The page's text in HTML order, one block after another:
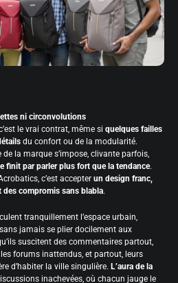
ni circonvolutions
le vrai contrat, même si quelques failles
du confort ou de la modularité.
de la marque s’impose, clivante parfois,
finit par parler plus fort que la tendance.
c’est accepter un design franc,
des compromis sans blabla.
tranquillement l’espace urbain,
jamais se plier docilement aux
suscitent des commentaires partout,
forums inattendus, et partout, leurs
d’habiter la ville singulière. L’aura de la
inachevées, où chacun jauge le